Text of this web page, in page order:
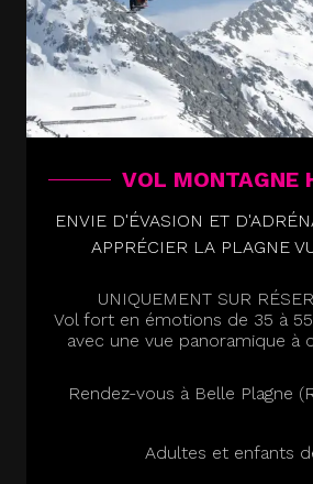
VOL MONTAGNE
ENVIE D'ÉVASION ET
APPRÉCIER LA PLAGNE
UNIQUEMENT SUR
Vol fort en émotions de 35 à
avec une vue panoramique à
Rendez-vous à Belle Plagne
Adultes et enfants